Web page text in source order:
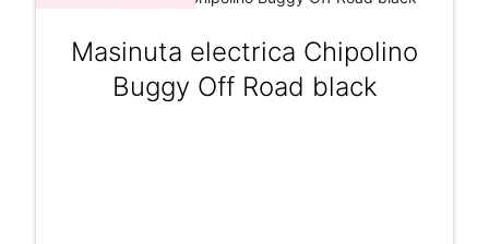
Masinuta electrica Chipolino
Buggy Off Road black